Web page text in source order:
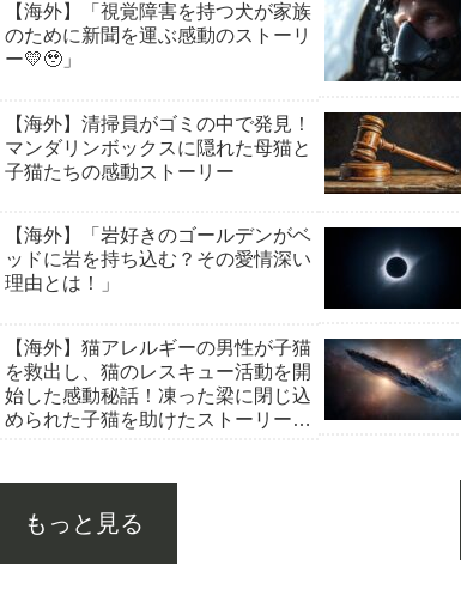
【海外】「視覚障害を持つ犬が家族
のために新聞を運ぶ感動のストーリ
ー💛🥹」
【海外】清掃員がゴミの中で発見！
マンダリンボックスに隠れた母猫と
子猫たちの感動ストーリー
【海外】「岩好きのゴールデンがベ
ッドに岩を持ち込む？その愛情深い
理由とは！」
【海外】猫アレルギーの男性が子猫
を救出し、猫のレスキュー活動を開
始した感動秘話！凍った梁に閉じ込
められた子猫を助けたストーリーと
もっと見る